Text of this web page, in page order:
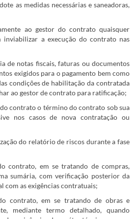
as medidas necessárias e saneadoras,
ao gestor do contrato quaisquer
inviabilizar a execução do contrato nas
de notas fiscais, faturas ou documentos
exigidos para o pagamento bem como
condições de habilitação da contratada
ao gestor de contrato para ratificação;
contrato o término do contrato sob sua
nos casos de nova contratação ou
do relatório de riscos durante a fase
contrato, em se tratando de compras,
sumária, com verificação posterior da
com as exigências contratuais;
contrato, em se tratando de obras e
mediante termo detalhado, quando